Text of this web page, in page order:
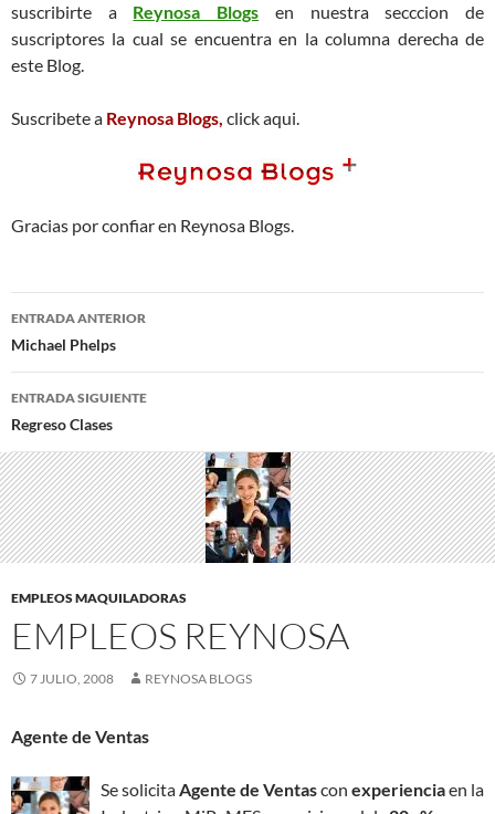
suscribirte a Reynosa Blogs en nuestra secccion de
suscriptores la cual se encuentra en la columna derecha de
este Blog.
Suscribete a Reynosa Blogs, click aqui.
Gracias por confiar en Reynosa Blogs.
Navegación
de
entradas
ENTRADA ANTERIOR
Michael Phelps
ENTRADA SIGUIENTE
Regreso Clases
EMPLEOS MAQUILADORAS
EMPLEOS REYNOSA
7 JULIO, 2008 REYNOSA BLOGS
Agente de Ventas
Se solicitaAgente de Ventascon experienciaen la